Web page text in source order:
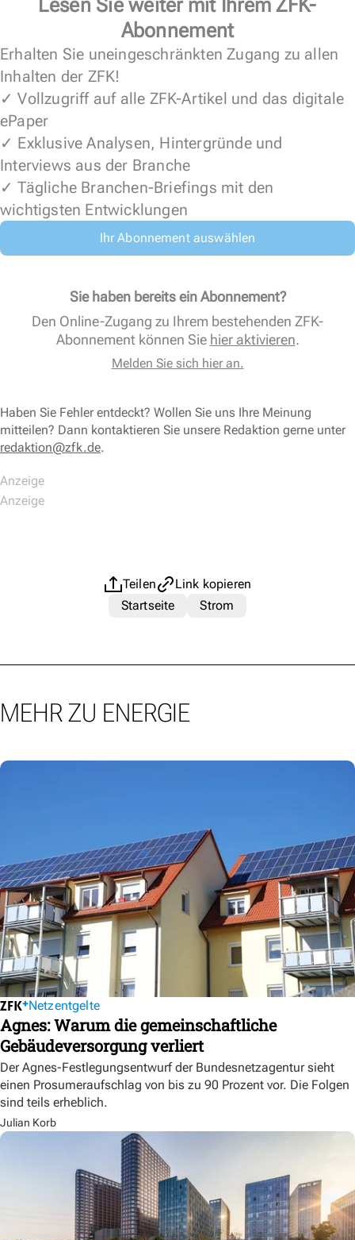
Abonnement
Erhalten Sie uneingeschränkten Zugang zu allen
Inhalten der ZFK!
✓ Vollzugriff auf alle ZFK-Artikel und das digitale
ePaper
✓ Exklusive Analysen, Hintergründe und
Interviews aus der Branche
✓ Tägliche Branchen-Briefings mit den
wichtigsten Entwicklungen
Ihr Abonnement auswählen
Sie haben bereits ein Abonnement?
Den Online-Zugang zu Ihrem bestehenden ZFK-
Abonnement können Sie hier aktivieren.
Melden Sie sich hier an.
Haben Sie Fehler entdeckt? Wollen Sie uns Ihre Meinung
mitteilen? Dann kontaktieren Sie unsere Redaktion gerne unter
redaktion@zfk.de.
Teilen
Link kopieren
Startseite
Strom
MEHR ZU ENERGIE
Netzentgelte
Agnes: Warum die gemeinschaftliche
Gebäudeversorgung verliert
Der Agnes-Festlegungsentwurf der Bundesnetzagentur sieht
einen Prosumeraufschlag von bis zu 90 Prozent vor. Die Folgen
sind teils erheblich.
Julian Korb